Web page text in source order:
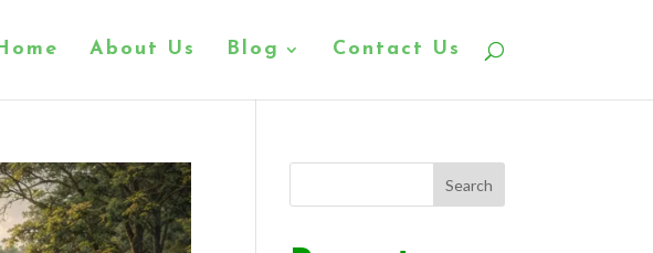
About Us Blog Contact Us
Search